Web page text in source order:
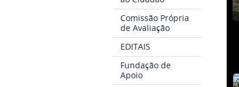
Comissão Própria
de Avaliação
EDITAIS
Fundação de
Apoio